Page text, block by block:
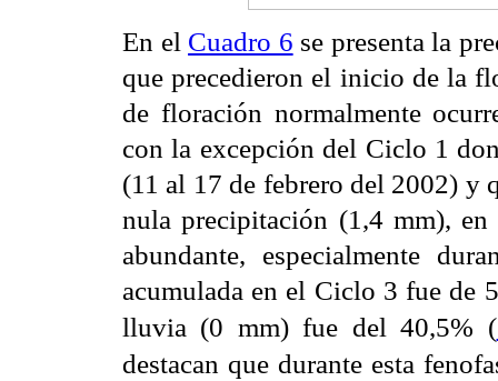
En el Cuadro 6 se presenta la
que precedieron el inicio de la
de floración normalmente
con la excepción del Ciclo 1
(11 al 17 de febrero del 2002) y
nula precipitación (1,4 mm),
abundante, especialmente
acumulada en el Ciclo 3 fue de
lluvia (0 mm) fue del 40,5% (
destacan que durante esta